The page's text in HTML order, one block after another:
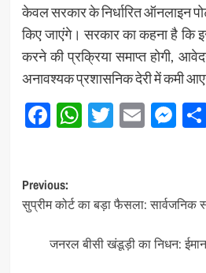
केवल सरकार के निर्धारित ऑनलाइन
किए जाएंगे। सरकार का कहना है
करने की प्रक्रिया समाप्त होगी,
अनावश्यक प्रशासनिक देरी में कमी
Facebook
WhatsApp
Twitter
Email
Post
navigation
Previous:
सुप्रीम कोर्ट का बड़ा फैसला: सार्वजनिक
जनरल बीसी खंडूड़ी का निधन: